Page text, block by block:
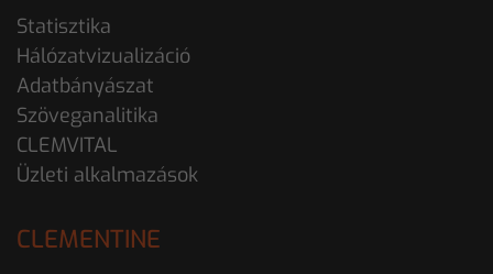
Statisztika
Hálózatvizualizáció
Adatbányászat
Szöveganalitika
CLEMVITAL
Üzleti alkalmazások
CLEMENTINE